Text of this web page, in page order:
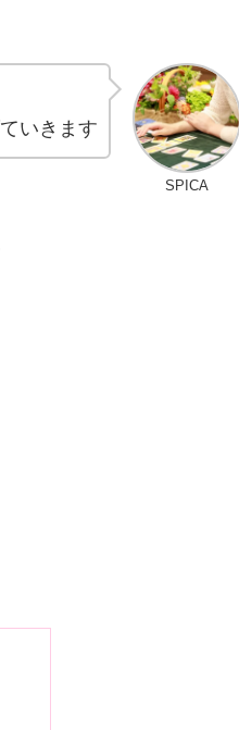
SPICA
いきます